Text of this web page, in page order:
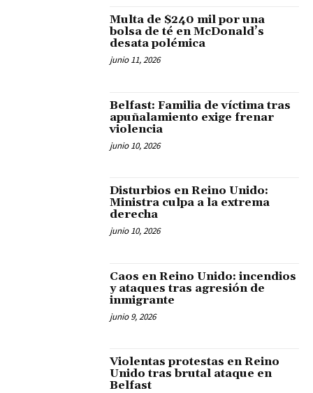
Multa de $240 mil por una
bolsa de té en McDonald’s
desata polémica
junio 11, 2026
Belfast: Familia de víctima tras
apuñalamiento exige frenar
violencia
junio 10, 2026
Disturbios en Reino Unido:
Ministra culpa a la extrema
derecha
junio 10, 2026
Caos en Reino Unido: incendios
y ataques tras agresión de
inmigrante
junio 9, 2026
Violentas protestas en Reino
Unido tras brutal ataque en
Belfast